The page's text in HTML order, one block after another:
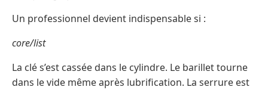
Un professionnel devient indispensable si :
core/list
La clé s’est cassée dans le cylindre. Le barillet tourne
dans le vide même après lubrification. La serrure est